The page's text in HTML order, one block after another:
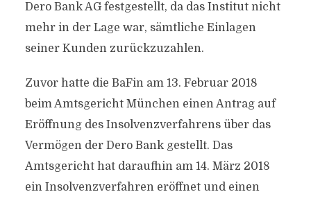
Dero Bank AG festgestellt, da das Institut nicht
mehr in der Lage war, sämtliche Einlagen
seiner Kunden zurückzuzahlen.
Zuvor hatte die BaFin am 13. Februar 2018
beim Amtsgericht München einen Antrag auf
Eröffnung des Insolvenzverfahrens über das
Vermögen der Dero Bank gestellt. Das
Amtsgericht hat daraufhin am 14. März 2018
ein Insolvenzverfahren eröffnet und einen